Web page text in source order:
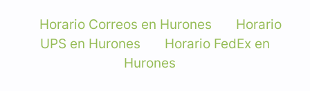
Horario Correos en Hurones
Horario
UPS en Hurones
Horario FedEx en
Hurones